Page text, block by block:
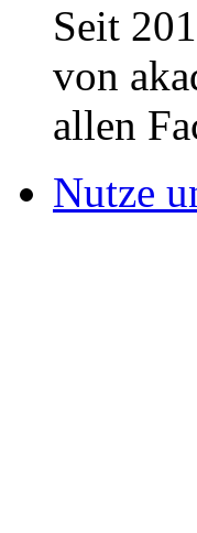
Seit
von
allen
Nutze